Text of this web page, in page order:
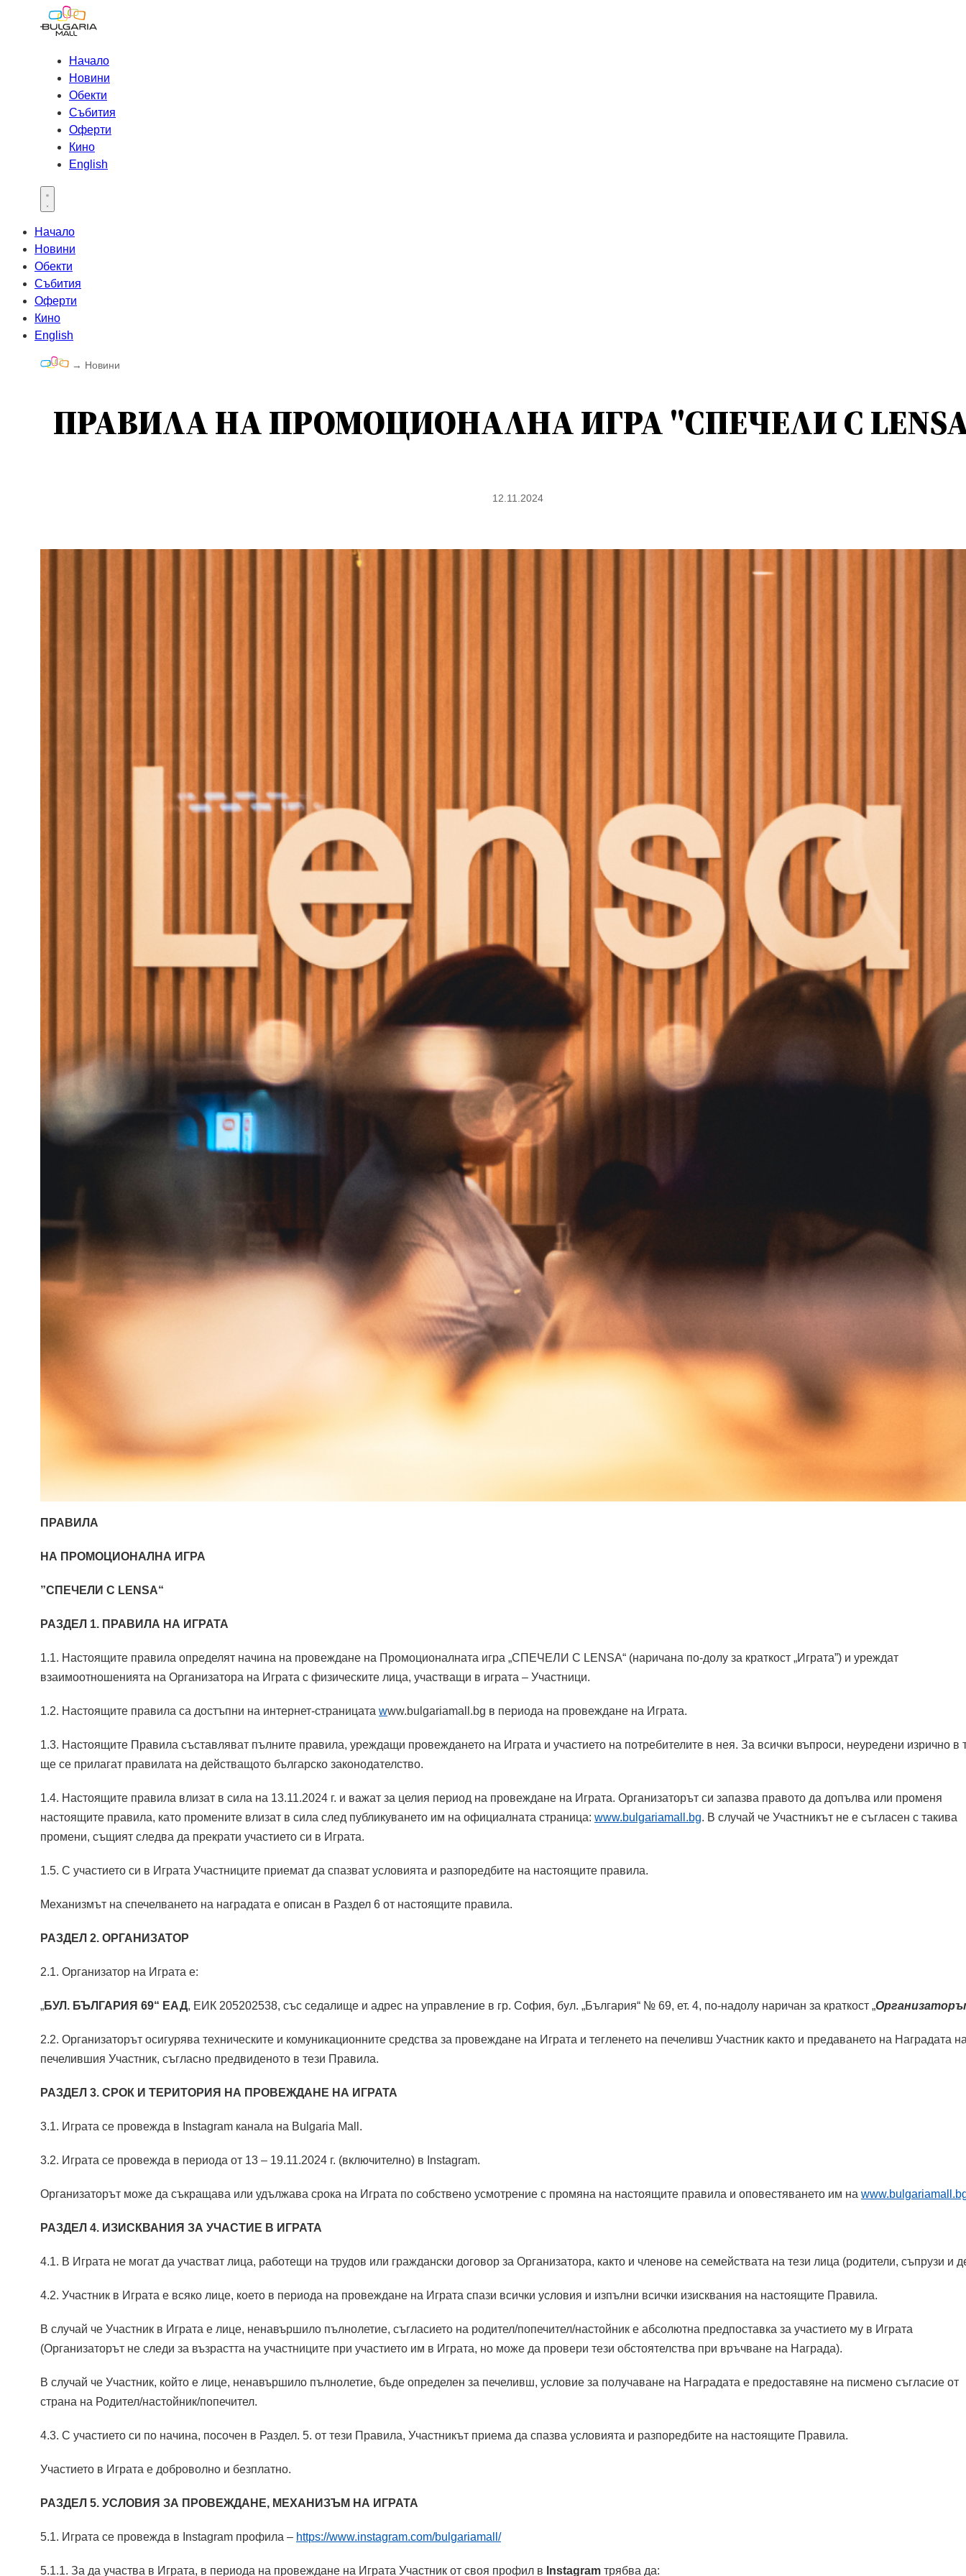
Начало
Новини
Обекти
Събития
Оферти
Кино
English
Open main menu
Начало
Новини
Обекти
Събития
Оферти
Кино
English
→ Новини
ПРАВИЛА НА ПРОМОЦИОНАЛНА ИГРА "СПЕЧЕЛИ С
12.11.2024
ПРАВИЛА
НА ПРОМОЦИОНАЛНА ИГРА
”СПЕЧЕЛИ С LENSA“
РАЗДЕЛ 1. ПРАВИЛА НА ИГРАТА
1.1. Настоящите правила определят начина на провеждане на Промоционалната игра „СПЕЧЕЛИ С LENSA“ (наричана по-долу за краткост „Играта”) и уреждат
взаимоотношенията на Организатора на Играта с физическите лица, участващи в играта – Участници.
1.2. Настоящите правила са достъпни на интернет-страницата www.bulgariamall.bg в периода на провеждане на Играта.
1.3. Настоящите Правила съставляват пълните правила, уреждащи провеждането на Играта и участието на потребителите в нея. За всички въпроси, неуредени изрично в
ще се прилагат правилата на действащото българско законодателство.
1.4. Настоящите правила влизат в сила на 13.11.2024 г. и важат за целия период на провеждане на Играта. Организаторът си запазва правото да допълва или променя
настоящите правила, като промените влизат в сила след публикуването им на официалната страница: www.bulgariamall.bg. В случай че Участникът не е съгласен с такива
промени, същият следва да прекрати участието си в Играта.
1.5. С участието си в Играта Участниците приемат да спазват условията и разпоредбите на настоящите правила.
Механизмът на спечелването на наградата е описан в Раздел 6 от настоящите правила.
РАЗДЕЛ 2. ОРГАНИЗАТОР
2.1. Организатор на Играта е:
„БУЛ. БЪЛГАРИЯ 69“ ЕАД, ЕИК 205202538, със седалище и адрес на управление в гр. София, бул. „България“ № 69, ет. 4, по-надолу наричан за краткост „
2.2. Организаторът осигурява техническите и комуникационните средства за провеждане на Играта и тегленето на печеливш Участник както и предаването на Наградата
печелившия Участник, съгласно предвиденото в тези Правила.
РАЗДЕЛ 3. СРОК И ТЕРИТОРИЯ НА ПРОВЕЖДАНЕ НА ИГРАТА
3.1. Играта се провежда в Instagram канала на Bulgaria Mall.
3.2. Играта се провежда в периода от 13 – 19.11.2024 г. (включително) в Instagram.
Организаторът може да съкращава или удължава срока на Играта по собствено усмотрение с промяна на настоящите правила и оповестяването им на
РАЗДЕЛ 4. ИЗИСКВАНИЯ ЗА УЧАСТИЕ В ИГРАТА
4.1. В Играта не могат да участват лица, работещи на трудов или граждански договор за Организатора, както и членове на семействата на тези лица (родители, съпрузи и
4.2. Участник в Играта е всяко лице, което в периода на провеждане на Играта спази всички условия и изпълни всички изисквания на настоящите Правила.
В случай че Участник в Играта е лице, ненавършило пълнолетие, съгласието на родител/попечител/настойник е абсолютна предпоставка за участието му в Играта
(Организаторът не следи за възрастта на участниците при участието им в Играта, но може да провери тези обстоятелства при връчване на Награда).
В случай че Участник, който е лице, ненавършило пълнолетие, бъде определен за печеливш, условие за получаване на Наградата е предоставяне на писмено съгласие от
страна на Родител/настойник/попечител.
4.3. С участието си по начина, посочен в Раздел. 5. от тези Правила, Участникът приема да спазва условията и разпоредбите на настоящите Правила.
Участието в Играта е доброволно и безплатно.
РАЗДЕЛ 5. УСЛОВИЯ ЗА ПРОВЕЖДАНЕ, МЕХАНИЗЪМ НА ИГРАТА
5.1. Играта се провежда в Instagram профила – https://www.instagram.com/bulgariamall/
5.1.1. За да участва в Играта, в периода на провеждане на Играта Участник от своя профил в Instagram трябва да: